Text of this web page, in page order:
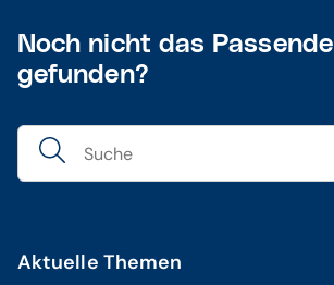
Noch nicht das Passende
gefunden?
Aktuelle Themen